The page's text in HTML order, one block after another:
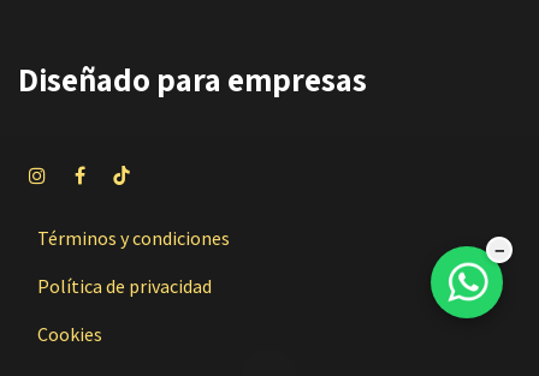
−
Diseñado para empresas
Términos y condiciones
Política de privacidad
Cookies